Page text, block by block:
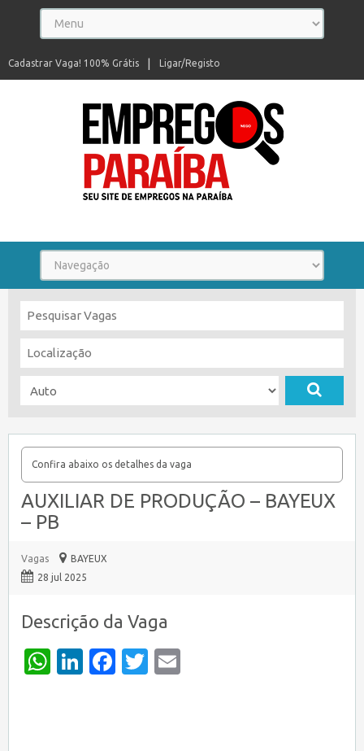
Ligar/Registo
Cadastrar Vaga! 100% Grátis
Confira abaixo os detalhes da vaga
AUXILIAR DE PRODUÇÃO – BAYEUX
– PB
Vagas
BAYEUX
28 jul 2025
Descrição da Vaga
WhatsApp
LinkedIn
Facebook
Twitter